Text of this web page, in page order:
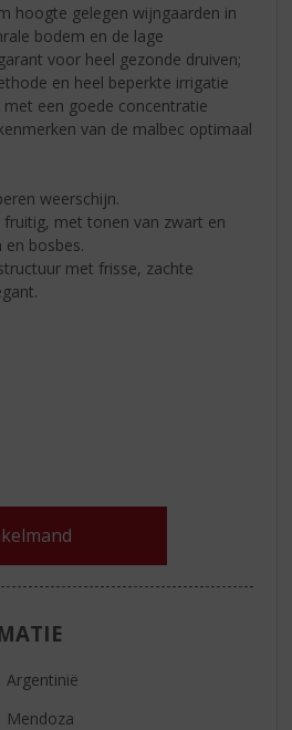
hoogte gelegen wijngaarden in
bodem en de lage
voor heel gezonde druiven;
en heel beperkte irrigatie
een goede concentratie
van de malbec optimaal
weerschijn.
fruitig, met tonen van zwart en
bosbes.
met frisse, zachte
Argentinië
Mendoza